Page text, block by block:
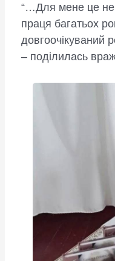
“…Для мене це не
праця багатьох
довгоочікуваний
– поділилась